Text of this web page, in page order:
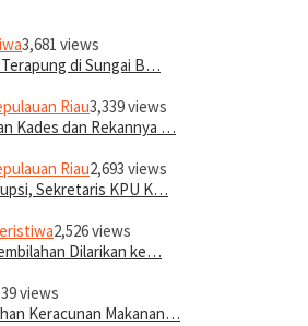
3,681 views
di Sungai B…
Riau3,339 views
Kades dan Rekannya …
Riau2,693 views
Sekretaris KPU K…
2,526 views
Dilarikan ke…
views
Keracunan Makanan…